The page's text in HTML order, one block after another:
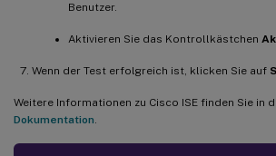
Benutzer.
Aktivieren Sie das Kontrollkästchen
Wenn der Test erfolgreich ist, klicken Sie auf
Weitere Informationen zu Cisco ISE finden Sie in
Dokumentation.